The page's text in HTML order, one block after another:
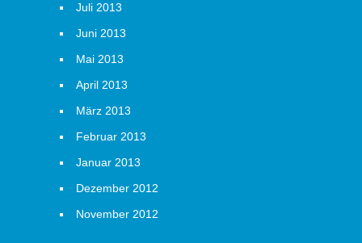
Juli 2013
Juni 2013
Mai 2013
April 2013
März 2013
Februar 2013
Januar 2013
Dezember 2012
November 2012